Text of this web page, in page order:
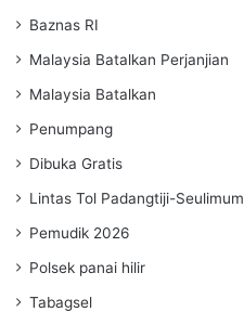
Baznas RI
Malaysia Batalkan Perjanjian
Malaysia Batalkan
Penumpang
Dibuka Gratis
Lintas Tol Padangtiji-Seulimum
Pemudik 2026
Polsek panai hilir
Tabagsel